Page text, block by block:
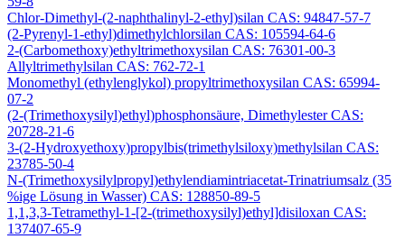
Chlor-Dimethyl-(2-naphthalinyl-2-ethyl)silan CAS: 94847-57-7
(2-Pyrenyl-1-ethyl)dimethylchlorsilan CAS: 105594-64-6
2-(Carbomethoxy)ethyltrimethoxysilan CAS: 76301-00-3
Allyltrimethylsilan CAS: 762-72-1
Monomethyl (ethylenglykol) propyltrimethoxysilan CAS: 65994-
07-2
(2-(Trimethoxysilyl)ethyl)phosphonsäure, Dimethylester CAS:
20728-21-6
3-(2-Hydroxyethoxy)propylbis(trimethylsiloxy)methylsilan CAS:
23785-50-4
N-(Trimethoxysilylpropyl)ethylendiamintriacetat-Trinatriumsalz (35
%ige Lösung in Wasser) CAS: 128850-89-5
1,1,3,3-Tetramethyl-1-[2-(trimethoxysilyl)ethyl]disiloxan CAS:
137407-65-9